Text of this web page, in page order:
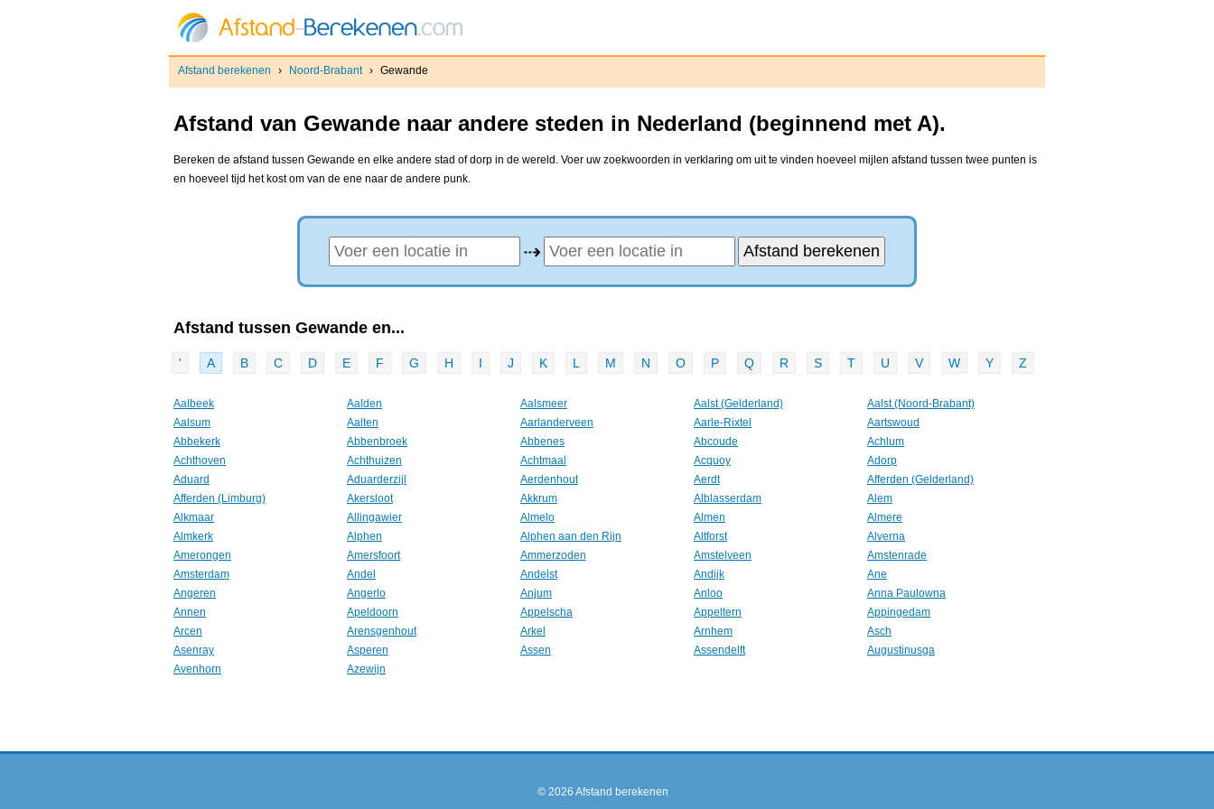
Afstand berekenen › Noord-Brabant › Gewande
Afstand van Gewande naar andere steden in Nederland (beginnend met A).
Bereken de afstand tussen Gewande en elke andere stad of dorp in de wereld. Voer uw zoekwoorden in verklaring om uit te vinden hoeveel mijlen afstand tussen twee punten is
en hoeveel tijd het kost om van de ene naar de andere punk.
⇢
Afstand tussen Gewande en...
' A B C D E F G H I J K L M N O P Q R S T U V W Y Z
Aalbeek Aalden Aalsmeer Aalst (Gelderland)
Aalst (Noord-Brabant)
Aalsum
Aalten Aarlanderveen Aarle-Rixtel
Aartswoud
Abbekerk
Abbenbroek Abbenes Abcoude
Achlum
Achthoven
Achthuizen Achtmaal Acquoy
Adorp
Aduard
Aduarderzijl Aerdenhout Aerdt
Afferden (Gelderland)
Afferden (Limburg)
Akersloot Akkrum Alblasserdam
Alem
Alkmaar
Allingawier Almelo Almen
Almere
Almkerk
Alphen Alphen aan den Rijn Altforst
Alverna
Amerongen
Amersfoort Ammerzoden Amstelveen
Amstenrade
Amsterdam
Andel Andelst Andijk
Ane
Angeren
Angerlo Anjum Anloo
Anna Paulowna
Annen
Apeldoorn Appelscha Appeltern
Appingedam
Arcen
Arensgenhout Arkel Arnhem
Asch
Asenray
Asperen Assen Assendelft
Augustinusga
Avenhorn
Azewijn
© 2026 Afstand berekenen